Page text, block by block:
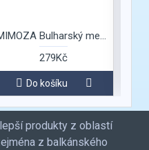
MIMOZA Bulharský med Červencová kytice
279Kč
Do košíku
produkty z oblastí
z balkánského